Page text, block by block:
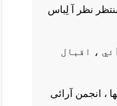
نظر آ لِباس
، اقبال
، انجمن آرائی